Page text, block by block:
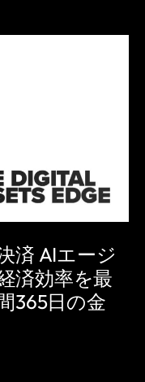
済 AIエージ
済効率を最
365日の金